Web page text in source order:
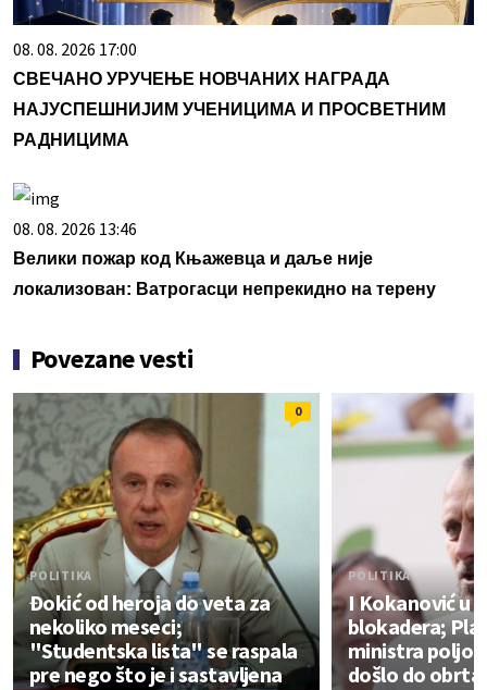
08. 08. 2026 17:00
СВЕЧАНО УРУЧЕЊЕ НОВЧАНИХ НАГРАДА
НАЈУСПЕШНИЈИМ УЧЕНИЦИМА И ПРОСВЕТНИМ
РАДНИЦИМА
08. 08. 2026 13:46
Велики пожар код Књажевца и даље није
локализован: Ватрогасци непрекидно на терену
Povezane vesti
0
POLITIKA
Đokić od heroja do veta za
nekoliko meseci;
"Studentska lista" se raspala
pre nego što je i sastavljena
POLITIKA
I Kokanović u
blokadera;
ministra
došlo do obrta